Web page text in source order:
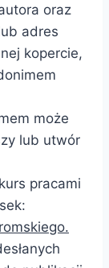
oraz
adres
kopercie,
może
lub utwór
pracami